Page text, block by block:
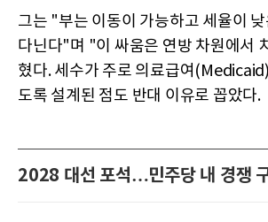
그는 "부는 이동이 가능하고 세율이
다닌다"며 "이 싸움은 연방 차원에서
혔다. 세수가 주로 의료급여
도록 설계된 점도 반대 이유로 꼽았다.
2028 대선 포석…민주당 내 경쟁